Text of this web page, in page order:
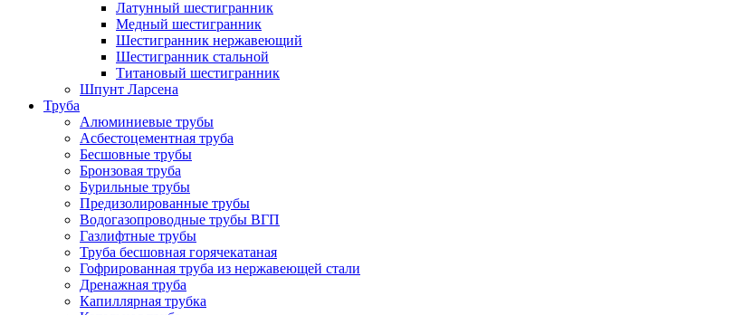
Латунный шестигранник
Медный шестигранник
Шестигранник нержавеющий
Шестигранник стальной
Титановый шестигранник
Шпунт Ларсена
Труба
Алюминиевые трубы
Асбестоцементная труба
Бесшовные трубы
Бронзовая труба
Бурильные трубы
Предизолированные трубы
Водогазопроводные трубы ВГП
Газлифтные трубы
Труба бесшовная горячекатаная
Гофрированная труба из нержавеющей стали
Дренажная труба
Капиллярная трубка